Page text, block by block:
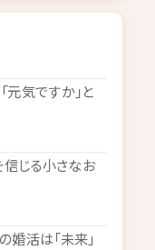
元気ですか」と
信じる小さなお
婚活は「未来」